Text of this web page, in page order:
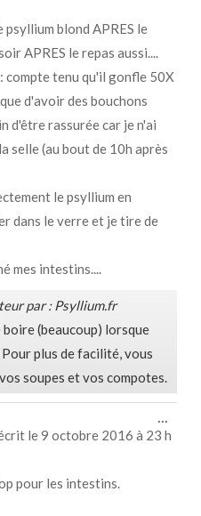
psyllium blond APRES le
APRES le repas aussi....
compte tenu qu'il gonfle 50X
d'avoir des bouchons
d'être rassurée car je n'ai
selle (au bout de 10h après
le psyllium en
dans le verre et je tire de
mes intestins....
par : Psyllium.fr
(beaucoup) lorsque
plus de facilité, vous
soupes et vos compotes.
le9 octobre 2016 à 23 h
pour les intestins.
...
cette
boîte